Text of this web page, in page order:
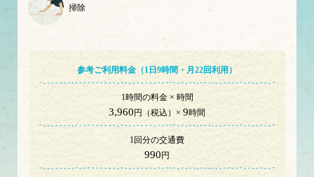
掃除
参考ご利用料金（1日 9時間・ 月 22回利用）
1時間の料金 × 時間
3,960 円（税込）× 9時間
1回分の交通費
990 円